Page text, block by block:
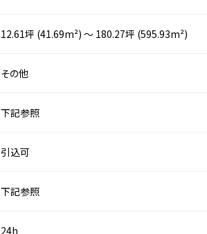
12.61坪 (41.69m²) ～ 180.27坪 (595.93m²)
その他
下記参照
引込可
下記参照
24h